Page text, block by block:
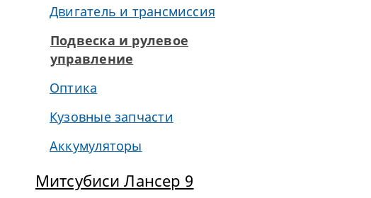
Двигатель и трансмиссия
Подвеска и рулевое
управление
Оптика
Кузовные запчасти
Аккумуляторы
Митсубиси Лансер 9